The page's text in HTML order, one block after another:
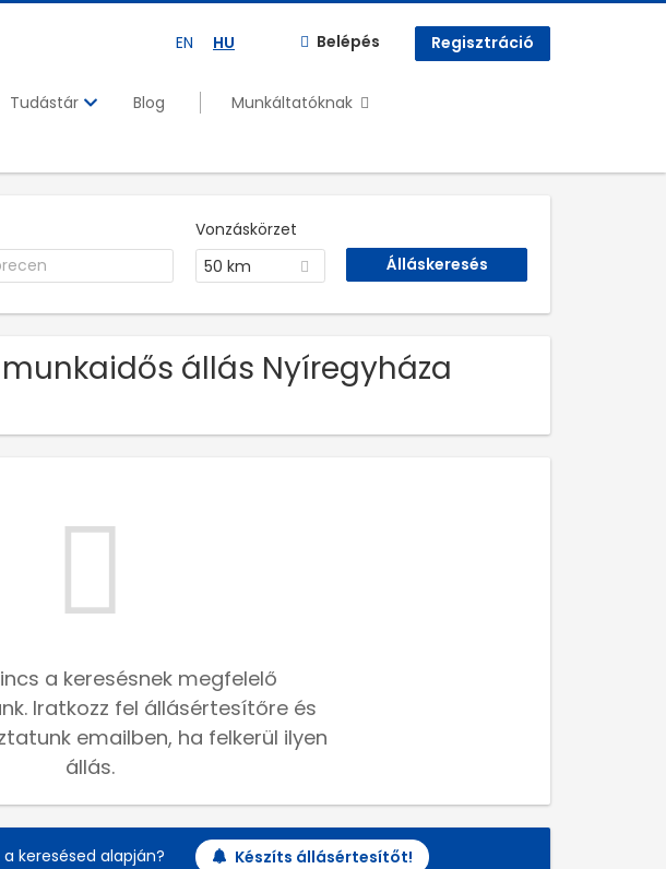
EN HU Belépés Regisztráció
Tudástár Blog
Munkáltatóknak
Vonzáskörzet
50 km
munkaidős állás Nyíregyháza
a keresésnek megfelelő
Iratkozz fel állásértesítőre és
emailben, ha felkerül ilyen
állás.
keresésed alapján? Készíts állásértesítőt!